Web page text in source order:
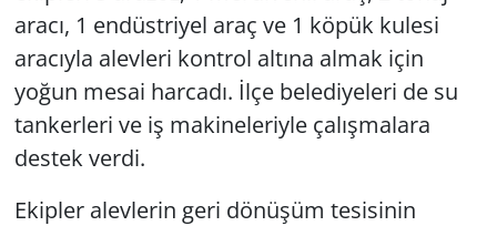
aracı, 1 endüstriyel araç ve 1 köpük kulesi
aracıyla alevleri kontrol altına almak için
yoğun mesai harcadı. İlçe belediyeleri de su
tankerleri ve iş makineleriyle çalışmalara
destek verdi.
Ekipler alevlerin geri dönüşüm tesisinin